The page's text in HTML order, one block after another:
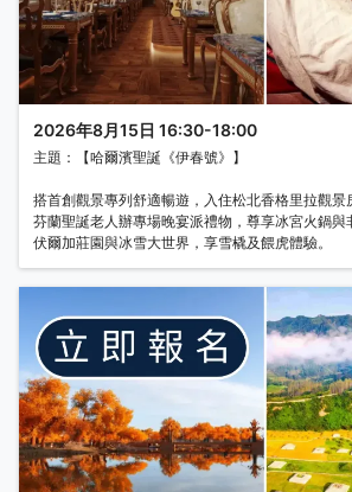
2026年8月15日 16:30-18:00
主題：【哈爾濱聖誕《伊春號》】
搭首創觀景專列舒適暢遊，入住松北香格里拉觀景
芬蘭聖誕老人辦專場晚宴派禮物，尊享冰宮火鍋與
伏爾加莊園與冰雪大世界，享雪橇及餵虎體驗。